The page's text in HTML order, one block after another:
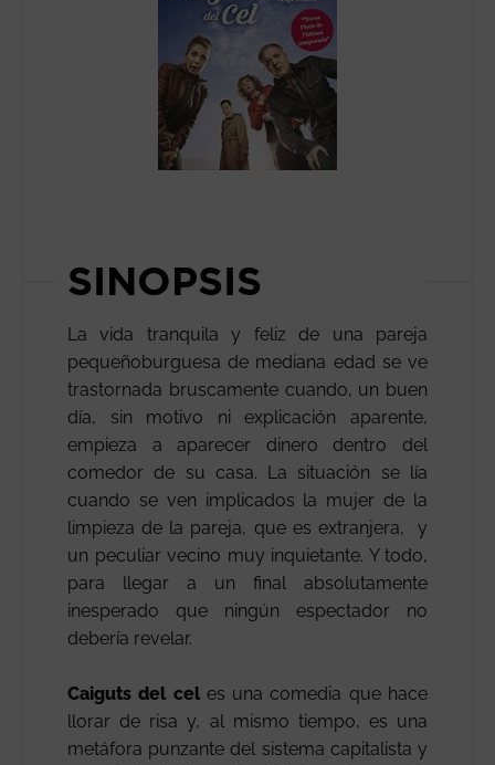
SINOPSIS
La vida tranquila y feliz de una pareja
pequeñoburguesa de mediana edad se ve
trastornada bruscamente cuando, un buen
día, sin motivo ni explicación aparente,
empieza a aparecer dinero dentro del
comedor de su casa. La situación se lía
cuando se ven implicados la mujer de la
limpieza de la pareja, que es extranjera, y
un peculiar vecino muy inquietante. Y todo,
para llegar a un final absolutamente
inesperado que ningún espectador no
debería revelar.
Caiguts del celes una comedia que hace
llorar de risa y, al mismo tiempo, es una
metáfora punzante del sistema capitalista y